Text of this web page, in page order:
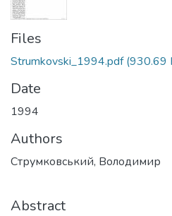
Files
Strumkovski_1994.pdf(930.69
Date
1994
Authors
Струмковський, Володимир
Abstract